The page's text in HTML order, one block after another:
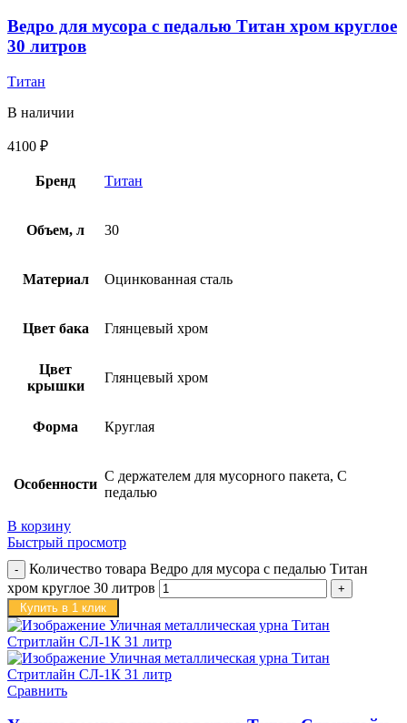
Ведро для мусора с педалью Титан хром круглое
30 литров
Титан
В наличии
4100 ₽
Бренд Титан
Объем, л 30
Материал Оцинкованная сталь
Цвет бака Глянцевый хром
Цвет
крышки
Глянцевый хром
Форма Круглая
Особенности
С держателем для мусорного пакета, С
педалью
В корзину
Быстрый просмотр
Количество товара Ведро для мусора с педалью Титан
хром круглое 30 литров
Купить в 1 клик
Сравнить